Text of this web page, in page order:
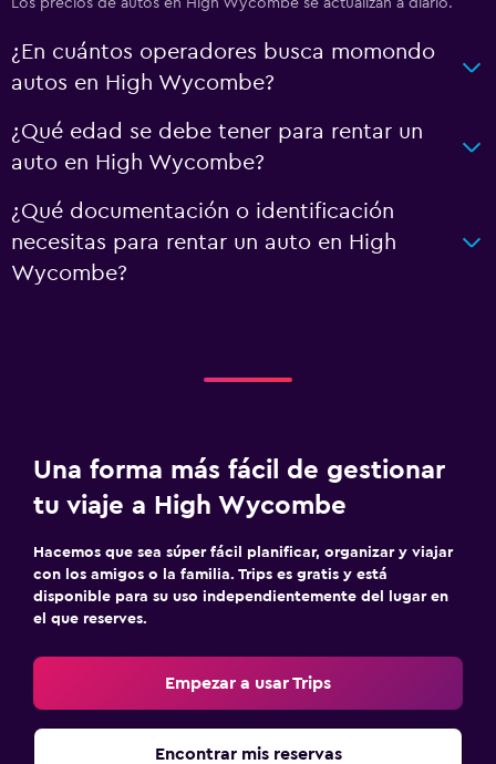
Los precios de autos en High Wycombe se actualizan a diario.
¿En cuántos operadores busca momondo
autos en High Wycombe?
¿Qué edad se debe tener para rentar un
auto en High Wycombe?
¿Qué documentación o identificación
necesitas para rentar un auto en High
Wycombe?
Una forma más fácil de gestionar
tu viaje a High Wycombe
Hacemos que sea súper fácil planificar, organizar y viajar
con los amigos o la familia. Trips es gratis y está
disponible para su uso independientemente del lugar en
el que reserves.
Empezar a usar Trips
Encontrar mis reservas